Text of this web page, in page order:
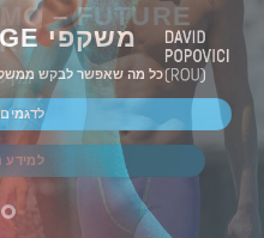
– FUTURE
זמין
למידע
משקפי COBRA EDGE
כל מה שאפשר לבקש